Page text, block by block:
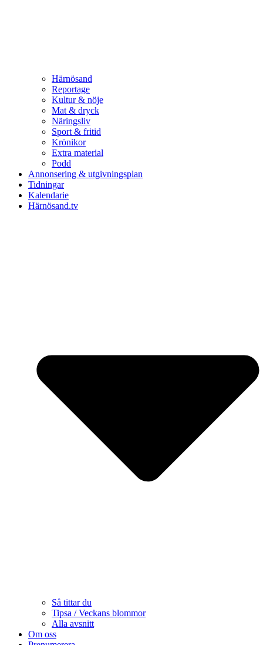
Härnösand
Reportage
Kultur & nöje
Mat & dryck
Näringsliv
Sport & fritid
Krönikor
Extra material
Podd
Annonsering & utgivningsplan
Tidningar
Kalendarie
Härnösand.tv
Så tittar du
Tipsa / Veckans blommor
Alla avsnitt
Om oss